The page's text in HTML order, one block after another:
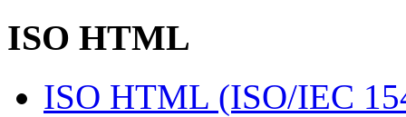
ISO HTML
ISO HTML (ISO/IEC